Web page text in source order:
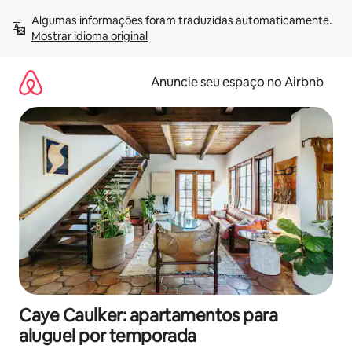
para
Mostrar idioma original
Anuncie seu espaço no Airbnb
Caye Caulker: apartamentos para
aluguel por temporada